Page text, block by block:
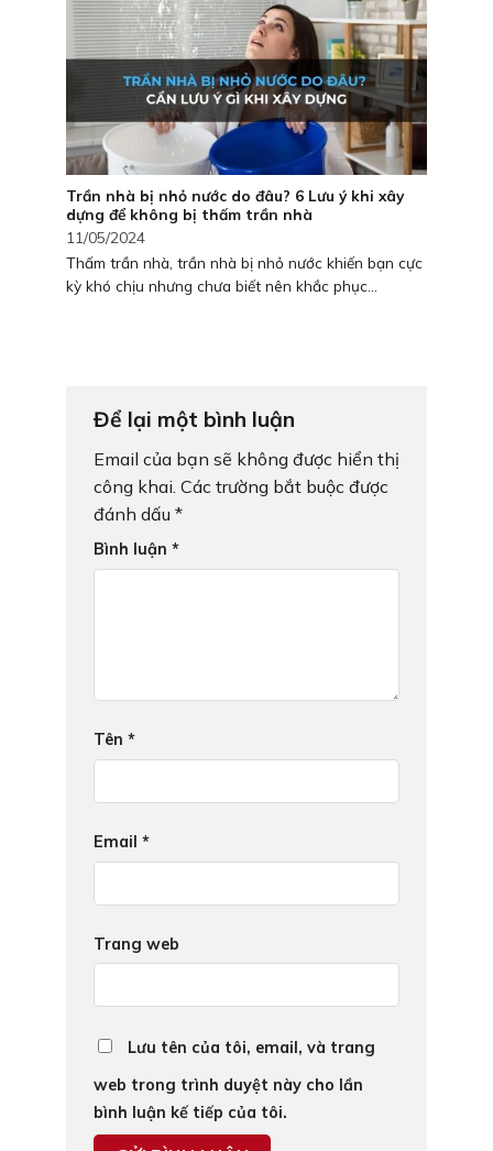
Trần nhà bị nhỏ nước do đâu? 6 Lưu ý khi xây
dựng để không bị thấm trần nhà
11/05/2024
Thấm trần nhà, trần nhà bị nhỏ nước khiến bạn cực
kỳ khó chịu nhưng chưa biết nên khắc phục...
Để lại một bình luận
Email của bạn sẽ không được hiển thị
công khai. Các trường bắt buộc được
đánh dấu *
Bình luận *
Tên *
Email *
Trang web
Lưu tên của tôi, email, và trang
web trong trình duyệt này cho lần
bình luận kế tiếp của tôi.